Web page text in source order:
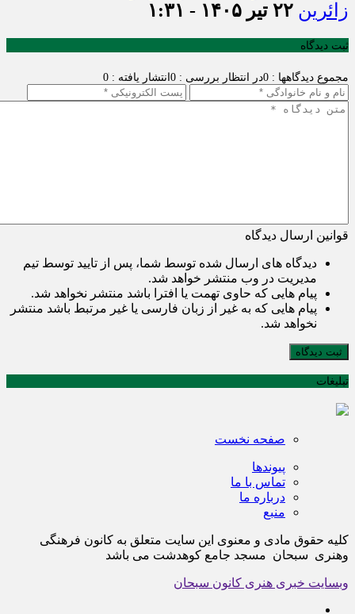
زائرین ۲۲ تیر ۱۴۰۵ - ۱:۳۱
ثبت دیدگاه
مجموع دیدگاهها : 0 در انتظار بررسی : 0 انتشار یافته : 0
قوانین ارسال دیدگاه
دیدگاه های ارسال شده توسط شما، پس از تایید توسط تیم
مدیریت در وب منتشر خواهد شد.
پیام هایی که حاوی تهمت یا افترا باشد منتشر نخواهد شد.
پیام هایی که به غیر از زبان فارسی یا غیر مرتبط باشد منتشر
نخواهد شد.
ثبت دیدگاه
تبلیغات
صفحه نخست
پیوندها
تماس با ما
درباره ما
منبع
کلیه حقوق مادی و معنوی این سایت متعلق به کانون فرهنگی
وهنری سبحان مسجد جامع کوهدشت می باشد
وبسایت خبری هنری کانون سبحان